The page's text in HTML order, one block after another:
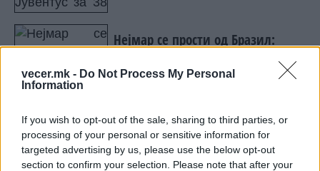
vecer.mk - Do Not Process My Personal
Information
If you wish to opt-out of the sale, sharing to third parties, or
processing of your personal or sensitive information for
targeted advertising by us, please use the below opt-out
section to confirm your selection. Please note that after your
Нејмар се прости од Бразил:
Дадов се за овој дрес, не можам
повеќе
НАЈЧИТАНИ ВО ПОСЛЕДНИ 7 ДЕНА